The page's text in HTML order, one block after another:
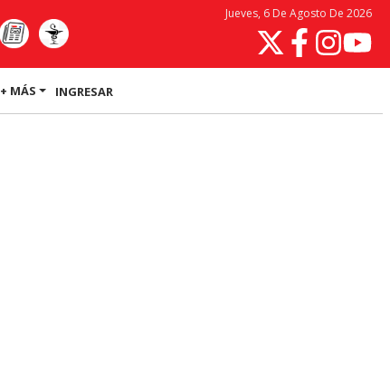
Jueves, 6 De Agosto De 2026
+ MÁS INGRESAR